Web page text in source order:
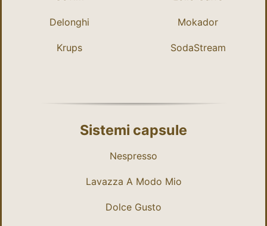
Delonghi
Krups
Mokador
SodaStream
Sistemi capsule
Nespresso
Lavazza A Modo Mio
Dolce Gusto